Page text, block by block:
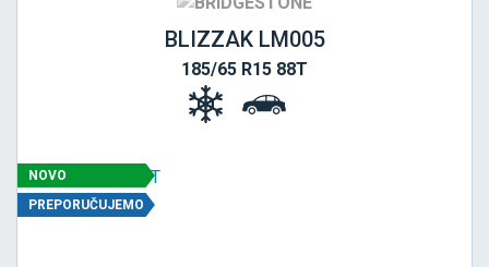
BLIZZAK LM005
185/65 R15 88T
NOVO
PREPORUČUJEMO